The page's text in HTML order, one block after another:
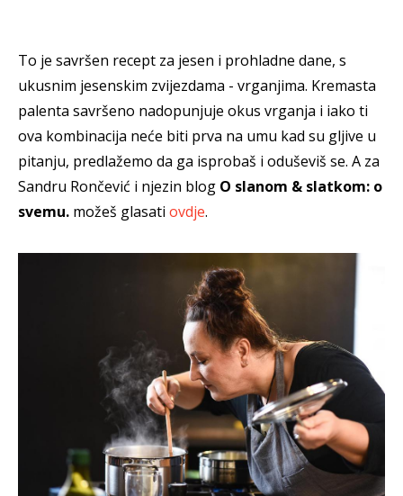
To je savršen recept za jesen i prohladne dane, s
ukusnim jesenskim zvijezdama - vrganjima. Kremasta
palenta savršeno nadopunjuje okus vrganja i iako ti
ova kombinacija neće biti prva na umu kad su gljive u
pitanju, predlažemo da ga isprobaš i oduševiš se. A za
Sandru Rončević i njezin blog O slanom & slatkom: o
svemu. možeš glasati ovdje.